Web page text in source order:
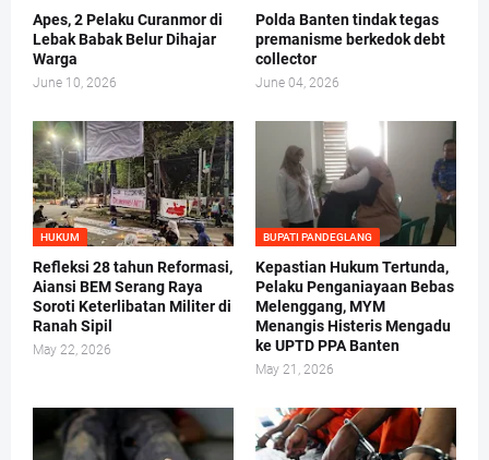
Apes, 2 Pelaku Curanmor di
Lebak Babak Belur Dihajar
Warga
June 10, 2026
Polda Banten tindak tegas
premanisme berkedok debt
collector
June 04, 2026
HUKUM
Refleksi 28 tahun Reformasi,
Aiansi BEM Serang Raya
Soroti Keterlibatan Militer di
Ranah Sipil
May 22, 2026
BUPATI PANDEGLANG
Kepastian Hukum Tertunda,
Pelaku Penganiayaan Bebas
Melenggang, MYM
Menangis Histeris Mengadu
ke UPTD PPA Banten
May 21, 2026